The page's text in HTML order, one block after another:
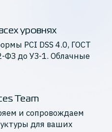
уровнях
PCI DSS 4.0, ГОСТ
ФЗ до УЗ-1. Облачные
Team
и сопровождаем
для ваших